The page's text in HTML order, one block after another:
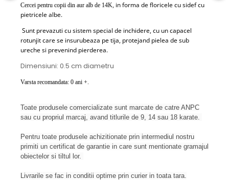
Cercei pentru copii din aur alb de 14K, in forma de floricele cu sidef cu
pietricele albe.
Sunt prevazuti cu sistem special de inchidere, cu un capacel
rotunjit care se insurubeaza pe tija, protejand pielea de sub
ureche si prevenind pierderea.
Dimensiuni: 0.5 cm diametru
Varsta recomandata: 0 ani +.
Toate produsele comercializate sunt marcate de catre ANPC
sau cu propriul marcaj, avand titlurile de 9, 14 sau 18 karate.
Pentru toate produsele achizitionate prin intermediul nostru
primiti un certificat de garantie in care sunt mentionate gramajul
obiectelor si tiltul lor.
Livrarile se fac in conditii optime prin curier in toata tara.